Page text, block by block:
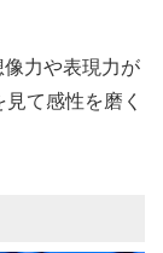
力や表現力が
て感性を磨く